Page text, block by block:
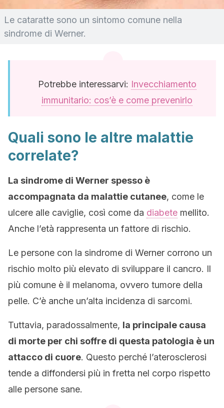
Le cataratte sono un sintomo comune nella
sindrome di Werner.
Potrebbe interessarvi: Invecchiamento
immunitario: cos’è e come prevenirlo
Quali sono le altre malattie
correlate?
La sindrome di Werner spesso è
accompagnata da malattie cutanee, come le
ulcere alle caviglie, così come da diabete mellito.
Anche l’età rappresenta un fattore di rischio.
Le persone con la sindrome di Werner corrono un
rischio molto più elevato di sviluppare il cancro. Il
più comune è il melanoma, ovvero tumore della
pelle. C’è anche un’alta incidenza di sarcomi.
Tuttavia, paradossalmente, la principale causa
di morte per chi soffre di questa patologia è un
attacco di cuore. Questo perché l’aterosclerosi
tende a diffondersi più in fretta nel corpo rispetto
alle persone sane.